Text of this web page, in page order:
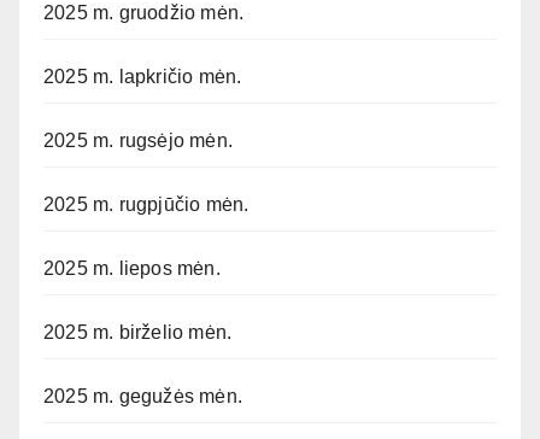
2025 m. gruodžio mėn.
2025 m. lapkričio mėn.
2025 m. rugsėjo mėn.
2025 m. rugpjūčio mėn.
2025 m. liepos mėn.
2025 m. birželio mėn.
2025 m. gegužės mėn.